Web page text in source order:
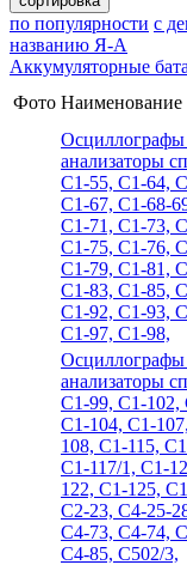
по популярности с
названию Я-А
Аккумуляторные
Фото Наименование
Осциллографы
анализаторы
С1-55, С1-64,
С1-67, С1-68-
С1-71, С1-73,
С1-75, С1-76,
С1-79, С1-81,
С1-83, С1-85,
С1-92, С1-93,
С1-97, С1-98,
Осциллографы
анализаторы
С1-99, С1-102,
С1-104, С1-
108, С1-115,
С1-117/1, С1-
122, С1-125,
С2-23, С4-25-
С4-73, С4-74,
С4-85, С502/3,